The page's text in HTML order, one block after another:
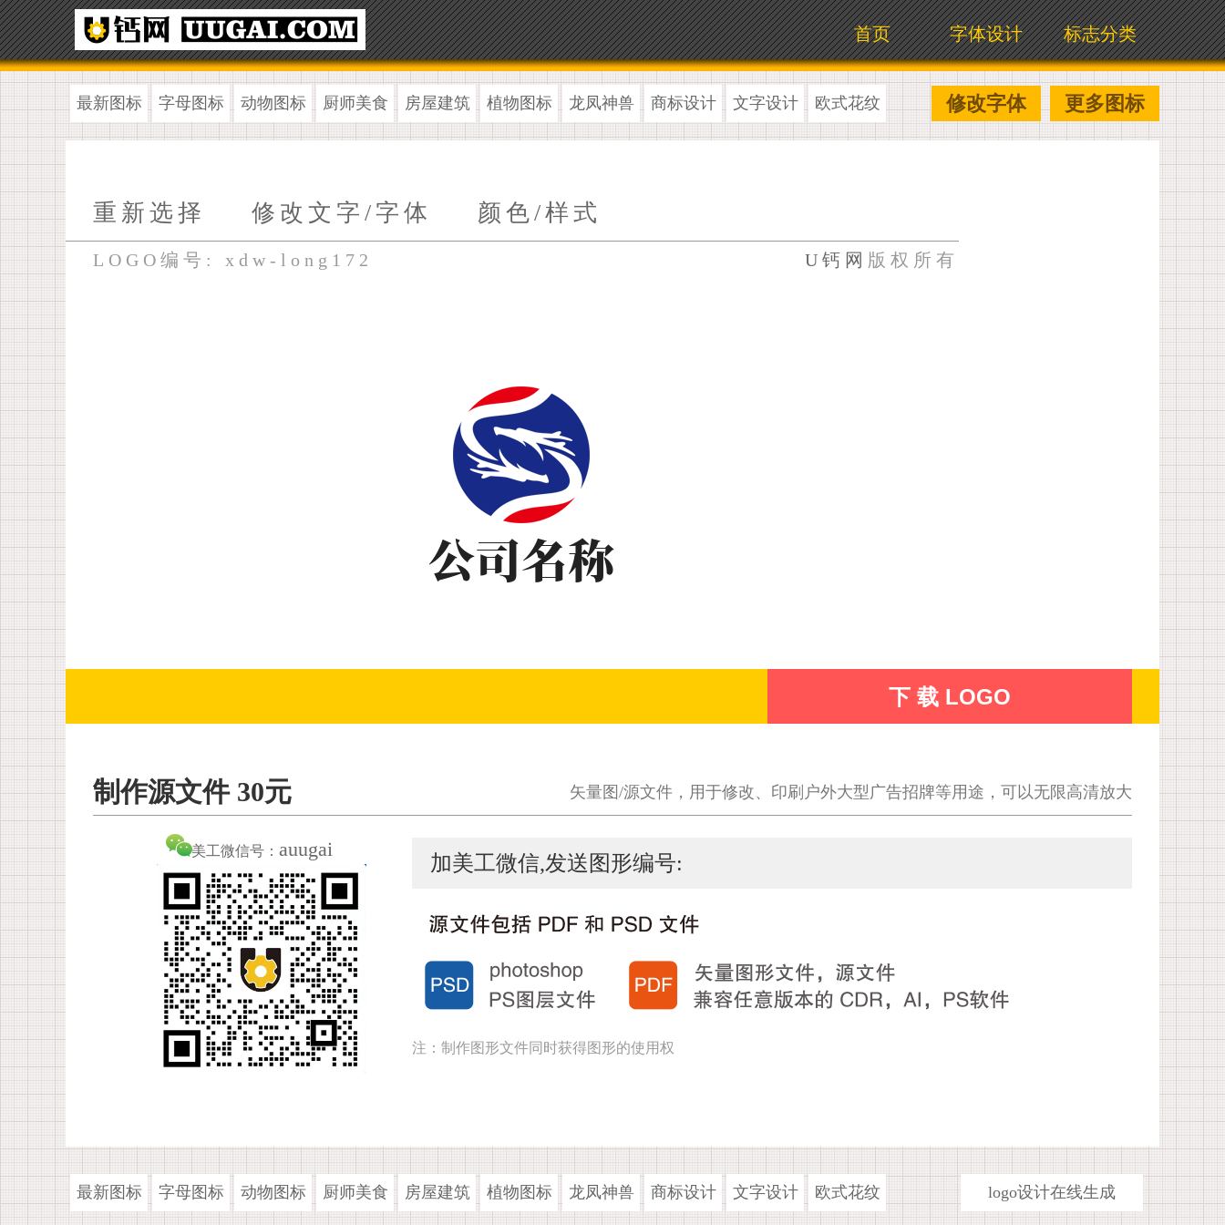
标志分类
字体设计
首页
最新图标 字母图标 动物图标 厨师美食 房屋建筑 植物图标 龙凤神兽 商标设计 文字设计 欧式花纹 更多图标
修改字体
重新选择 修改文字/字体 颜色/样式
LOGO编号: xdw-long172 U钙网 版权所有
下 载 LOGO
制作源文件 30元 矢量图/源文件，用于修改、印刷户外大型广告招牌等用途，可以无限高清放大
美工微信号： auugai
加美工微信,发送图形编号:
注：制作图形文件同时获得图形的使用权
最新图标 字母图标 动物图标 厨师美食 房屋建筑 植物图标 龙凤神兽 商标设计 文字设计 欧式花纹 logo设计在线生成